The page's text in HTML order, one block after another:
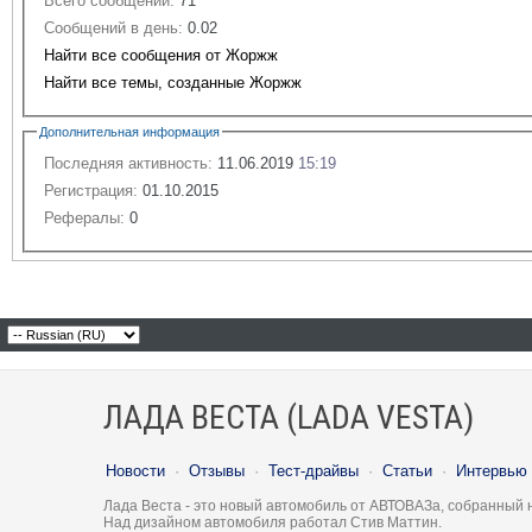
Сообщений в день: 0.02
Найти все сообщения от Жоржж
Найти все темы, созданные Жоржж
Дополнительная информация
Последняя активность: 11.06.2019 15:19
Регистрация: 01.10.2015
Рефералы: 0
ЛАДА ВЕСТА (LADA VESTA)
Новости · Отзывы · Тест-драйвы · Статьи · Интервью
Лада Веста - это новый автомобиль от АВТОВАЗа, собранный
Над дизайном автомобиля работал Стив Маттин.